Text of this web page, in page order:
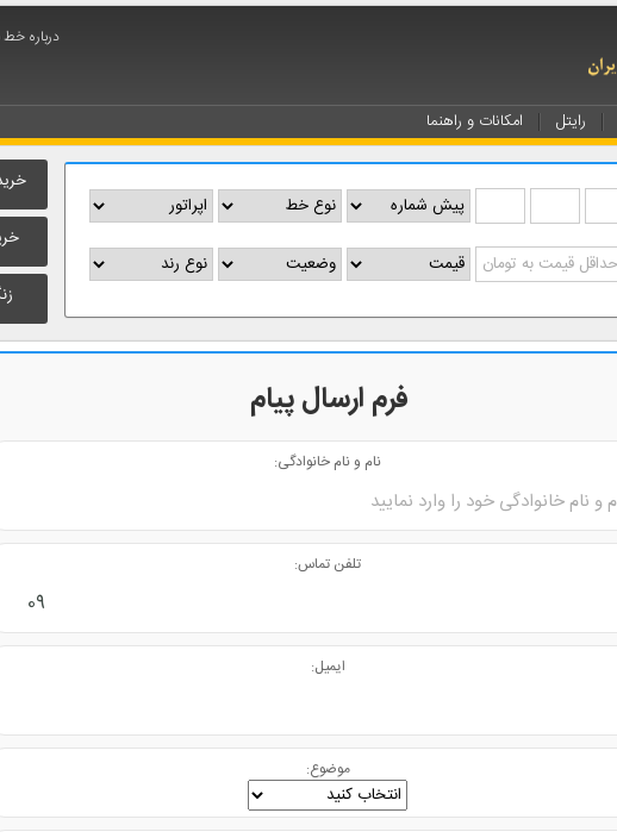
درباره
رایتل امکانات و راهنما
فرم ارسال پیام
نام و نام خانوادگی:
تلفن تماس:
ایمیل:
موضوع: